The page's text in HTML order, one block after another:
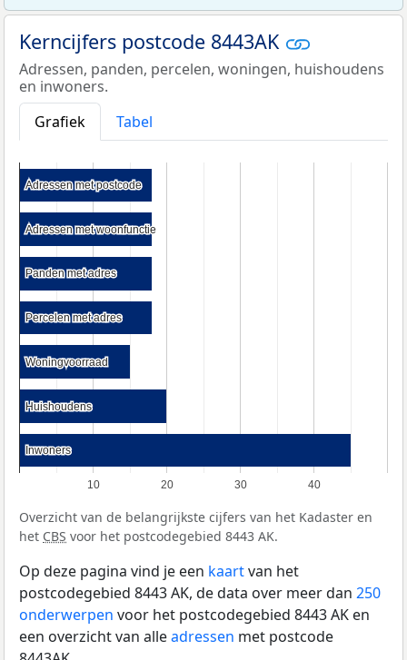
Kerncijfers postcode 8443AK
Adressen, panden, percelen, woningen, huishoudens
en inwoners.
Grafiek
Tabel
10 20 30 40
Adressen met postcode
Adressen met postcode
Adressen met woonfunctie
Adressen met woonfunctie
Panden met adres
Panden met adres
Percelen met adres
Percelen met adres
Woningvoorraad
Woningvoorraad
Huishoudens
Huishoudens
Inwoners
Inwoners
Overzicht van de belangrijkste cijfers van het Kadaster en
het CBS voor het postcodegebied 8443 AK.
Op deze pagina vind je een kaartvan het
postcodegebied 8443 AK, de data over meer dan 250
onderwerpen voor het postcodegebied 8443 AK en
een overzicht van alleadressen met postcode